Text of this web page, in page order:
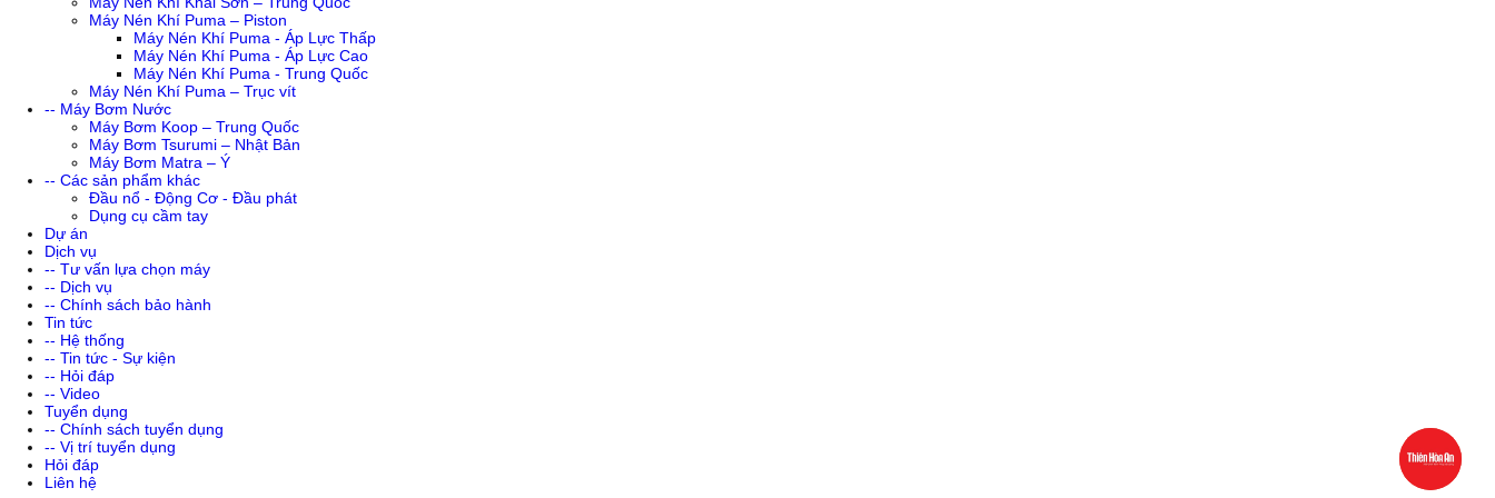
Máy Nén Khí Puma – Piston
Máy Nén Khí Puma - Áp Lực Thấp
Máy Nén Khí Puma - Áp Lực Cao
Máy Nén Khí Puma - Trung Quốc
Máy Nén Khí Puma – Trục vít
-- Máy Bơm Nước
Máy Bơm Koop – Trung Quốc
Máy Bơm Tsurumi – Nhật Bản
Máy Bơm Matra – Ý
-- Các sản phẩm khác
Đầu nổ - Động Cơ - Đầu phát
Dụng cụ cầm tay
Dự án
Dịch vụ
-- Tư vấn lựa chọn máy
-- Dịch vụ
-- Chính sách bảo hành
Tin tức
-- Hệ thống
-- Tin tức - Sự kiện
-- Hỏi đáp
-- Video
Tuyển dụng
-- Chính sách tuyển dụng
-- Vị trí tuyển dụng
Hỏi đáp
Liên hệ